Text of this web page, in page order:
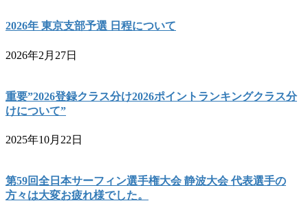
2026年 東京支部予選 日程について
2026年2月27日
重要”2026登録クラス分け2026ポイントランキングクラス分
けについて”
2025年10月22日
第59回全日本サーフィン選手権大会 静波大会 代表選手の
方々は大変お疲れ様でした。